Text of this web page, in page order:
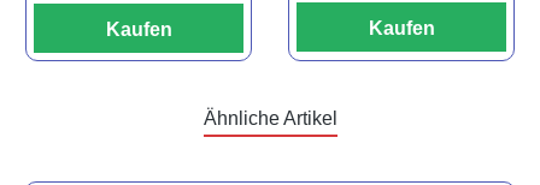
Kaufen Kaufen
Ähnliche Artikel